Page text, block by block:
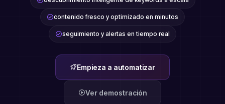
contenido fresco y optimizado en minutos
seguimiento y alertas en tiempo real
Empieza a automatizar
Ver demostración